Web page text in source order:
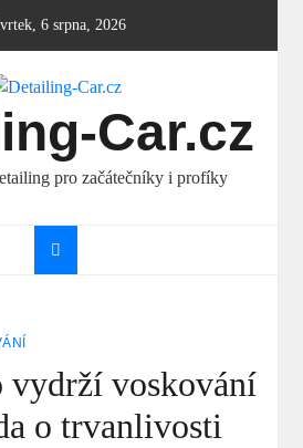
6 srpna, 2026
Car.cz
pro začátečníky i profíky
vydrží voskování
o trvanlivosti